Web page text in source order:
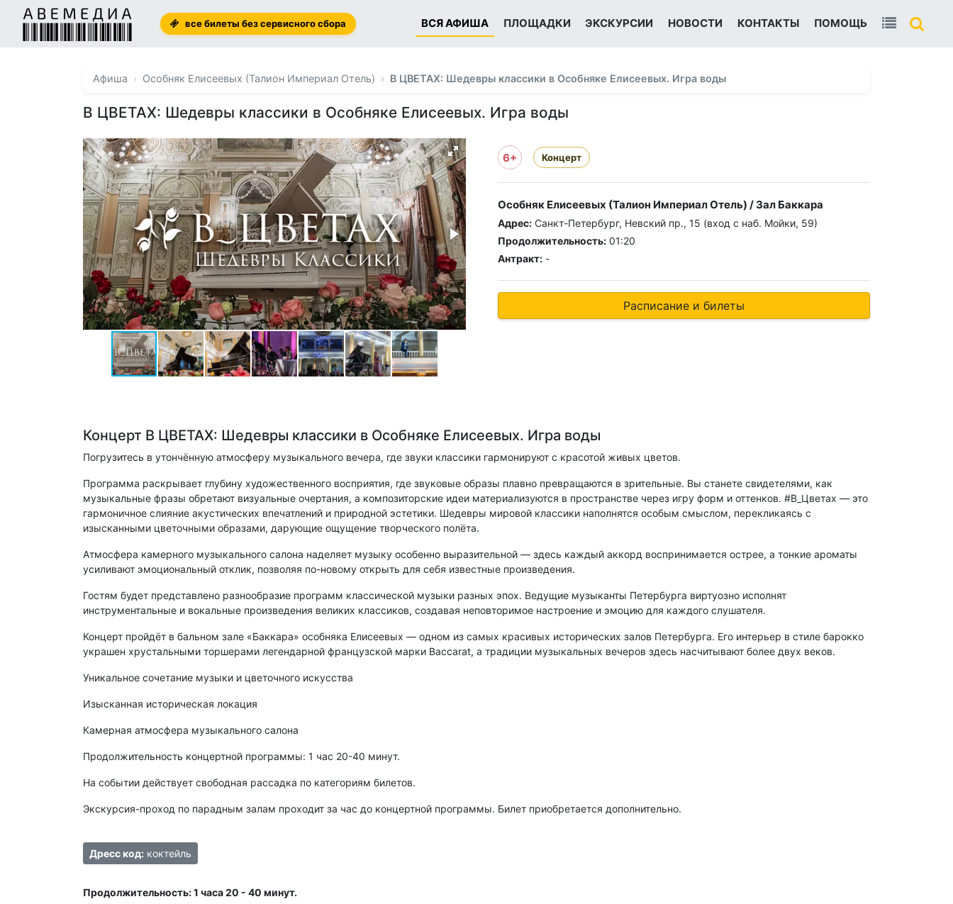
все билеты без сервисного сбора ВСЯ АФИША ПЛОЩАДКИ ЭКСКУРСИИ НОВОСТИ КОНТАКТЫ ПОМОЩЬ
Афиша Особняк Елисеевых (Талион Империал Отель) В ЦВЕТАХ: Шедевры классики в Особняке Елисеевых. Игра воды
В ЦВЕТАХ: Шедевры классики в Особняке Елисеевых. Игра воды
6+ Концерт
Особняк Елисеевых (Талион Империал Отель) / Зал Баккара
Адрес: Санкт-Петербург, Невский пр., 15 (вход с наб. Мойки, 59)
Продолжительность: 01:20
Антракт: -
Расписание и билеты
Концерт В ЦВЕТАХ: Шедевры классики в Особняке Елисеевых. Игра воды
Погрузитесь в утончённую атмосферу музыкального вечера, где звуки классики гармонируют с красотой живых цветов.
Программа раскрывает глубину художественного восприятия, где звуковые образы плавно превращаются в зрительные. Вы станете свидетелями, как
музыкальные фразы обретают визуальные очертания, а композиторские идеи материализуются в пространстве через игру форм и оттенков. #В_Цветах — это
гармоничное слияние акустических впечатлений и природной эстетики. Шедевры мировой классики наполнятся особым смыслом, перекликаясь с
изысканными цветочными образами, дарующие ощущение творческого полёта.
Атмосфера камерного музыкального салона наделяет музыку особенно выразительной — здесь каждый аккорд воспринимается острее, а тонкие ароматы
усиливают эмоциональный отклик, позволяя по-новому открыть для себя известные произведения.
Гостям будет представлено разнообразие программ классической музыки разных эпох. Ведущие музыканты Петербурга виртуозно исполнят
инструментальные и вокальные произведения великих классиков, создавая неповторимое настроение и эмоцию для каждого слушателя.
Концерт пройдёт в бальном зале «Баккара» особняка Елисеевых — одном из самых красивых исторических залов Петербурга. Его интерьер в стиле барокко
украшен хрустальными торшерами легендарной французской марки Baccarat, а традиции музыкальных вечеров здесь насчитывают более двух веков.
Уникальное сочетание музыки и цветочного искусства
Изысканная историческая локация
Камерная атмосфера музыкального салона
Продолжительность концертной программы: 1 час 20-40 минут.
На событии действует свободная рассадка по категориям билетов.
Экскурсия-проход по парадным залам проходит за час до концертной программы. Билет приобретается дополнительно.
Дресс код: коктейль
Продолжительность: 1 часа 20 - 40 минут.